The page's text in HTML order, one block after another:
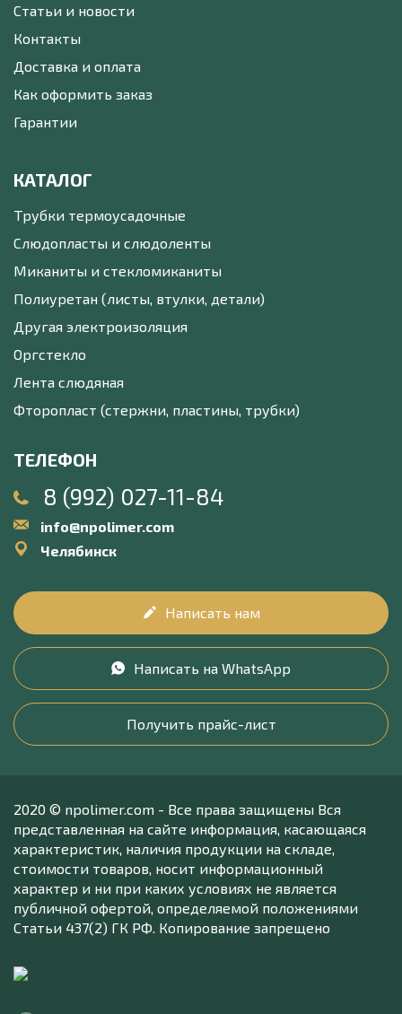
Статьи и новости
Контакты
Доставка и оплата
Как оформить заказ
Гарантии
КАТАЛОГ
Трубки термоусадочные
Слюдопласты и слюдоленты
Миканиты и стекломиканиты
Полиуретан (листы, втулки, детали)
Другая электроизоляция
Оргстекло
Лента слюдяная
Фторопласт (стержни, пластины, трубки)
ТЕЛЕФОН
8 (992) 027-11-84
info@npolimer.com
Челябинск
Написать нам
Написать на WhatsApp
Получить прайс-лист
2020 © npolimer.com - Все права защищены Вся
представленная на сайте информация, касающаяся
характеристик, наличия продукции на складе,
стоимости товаров, носит информационный
характер и ни при каких условиях не является
публичной офертой, определяемой положениями
Статьи 437(2) ГК РФ. Копирование запрещено